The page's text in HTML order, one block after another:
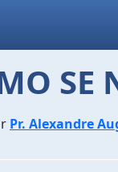
SE
Pr. Alexandre